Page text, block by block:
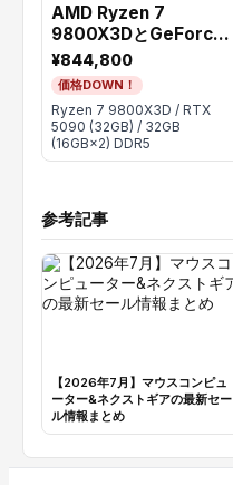
AMD Ryzen 7
9800X3DとGeForce
RTX 5090 Founders
Edition搭載ミニタワー
ゲーミングPC
¥844,800
価格DOWN！
Ryzen 7 9800X3D / RTX
5090 (32GB) / 32GB
(16GB×2) DDR5
参考記事
【2026年7月】マウスコンピュ
ーター&ネクストギアの最新セー
ル情報まとめ